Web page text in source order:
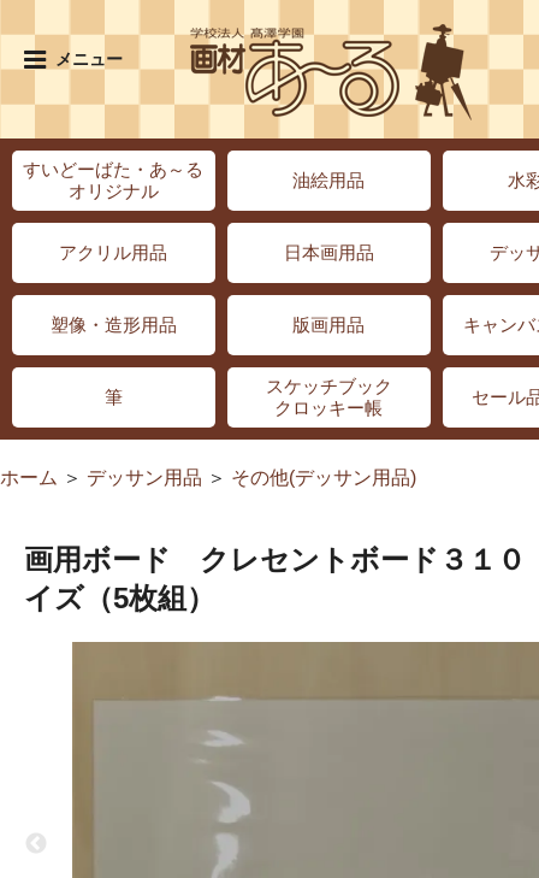
メニュー
すいどーばた・あ～る
オリジナル
油絵用品 水
アクリル用品 日本画用品 デッ
塑像・造形用品 版画用品 キャン
筆
スケッチブック
クロッキー帳
セール
ホーム ＞ デッサン用品 ＞ その他(デッサン用品)
画用ボード クレセントボード３１
イズ（5枚組）